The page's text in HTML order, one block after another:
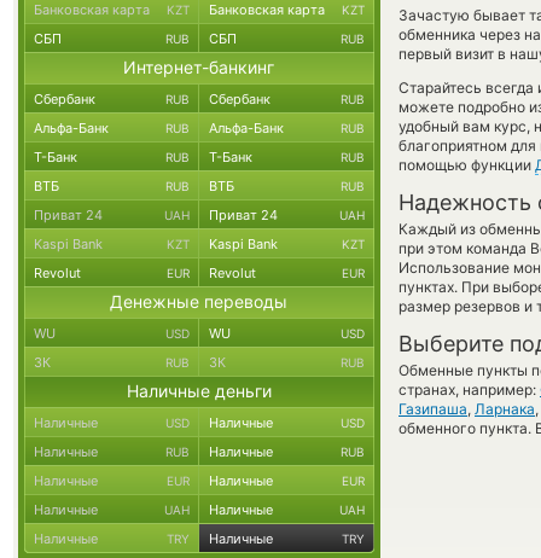
Зачастую бывает
обменника через
первый визит в
Старайтесь всегда
можете подробно
удобный вам курс,
благоприятном для
помощью функции
Надежность
Каждый из
при этом команда
Использование
пунктах. При
размер резервов и
Выберите
Обменные пункты
странах, например:
Газипаша, Ларнака,
обменного пункта.
Банковская карта KZT Банковская карта KZT
СБП RUB СБП RUB
Интернет-банкинг
Сбербанк RUB Сбербанк RUB
Альфа-Банк RUB Альфа-Банк RUB
Т-Банк RUB Т-Банк RUB
ВТБ RUB ВТБ RUB
Приват 24 UAH Приват 24 UAH
Kaspi Bank KZT Kaspi Bank KZT
Revolut EUR Revolut EUR
Денежные переводы
WU USD WU USD
ЗК RUB ЗК RUB
Наличные деньги
Наличные USD Наличные USD
Наличные RUB Наличные RUB
Наличные EUR Наличные EUR
Наличные UAH Наличные UAH
Наличные TRY Наличные TRY